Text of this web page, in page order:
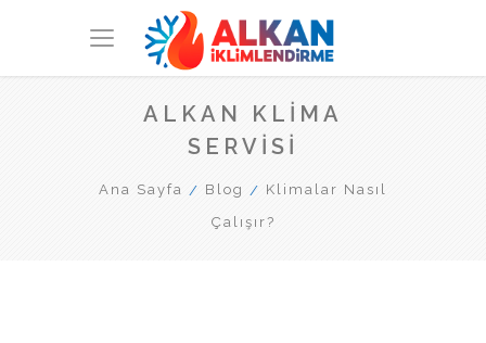
ALKAN KLIMA
SERVISI
Ana Sayfa Blog
Klimalar Nasıl
Çalışır?